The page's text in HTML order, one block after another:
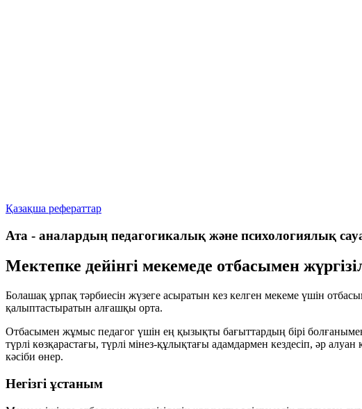
Қазақша рефераттар
Ата - аналардың педагогикалық және психологиялық
Мектепке дейінгі мекемеде отбасымен
Болашақ ұрпақ тәрбиесін жүзеге асыратын кез келген мекеме үшін
қалыптастыратын алғашқы орта.
Отбасымен жұмыс педагог үшін ең қызықты бағыттардың бірі болғанымен,
түрлі көзқарастағы, түрлі мінез-құлықтағы адамдармен кездесіп, әр
кәсіби өнер.
Негізгі ұстаным